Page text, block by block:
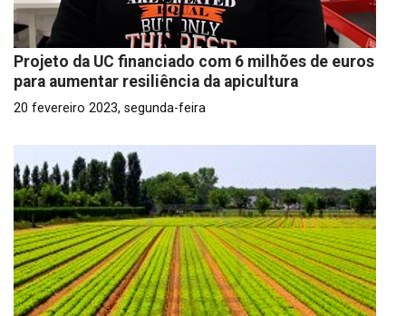
Projeto da UC financiado com 6 milhões de euros
para aumentar resiliência da apicultura
20 fevereiro 2023, segunda-feira